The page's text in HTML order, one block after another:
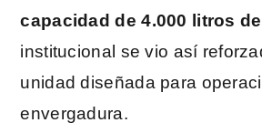
capacidad de 4.000 litros
institucional se vio así
unidad diseñada para
envergadura.